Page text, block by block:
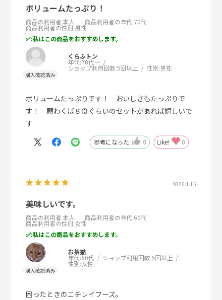
ボリュームたっぷり！
商品の利用者:本人 商品利用者の年代:70代
商品利用者の性別:男性
:私はこの商品をおすすめします。
くらふトン
年代:70代～
ショップ利用回数:5回以上 性別:男性
ボリュームたっぷりです！ おいしさもたっぷりで
す！ 願わくば８食ぐらいのセットがあれば嬉しいで
す
参考になった 0 Like! 0
2026.4.15
美味しいです。
商品の利用者:本人 商品利用者の年代:60代
商品利用者の性別:女性
:私はこの商品をおすすめします。
お茶猫
年代:60代 ショップ利用回数:5回以上
性別:女性
困ったときのニチレイフーズ。